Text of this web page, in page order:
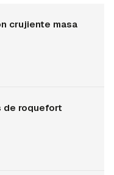
crujiente masa
de roquefort